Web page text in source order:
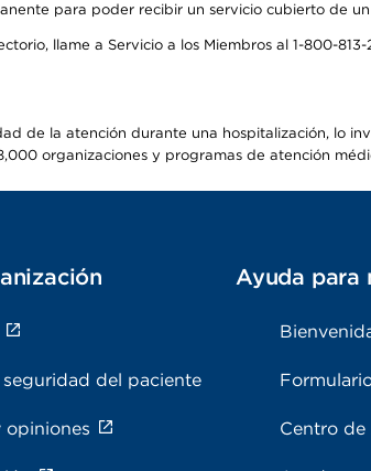
para poder recibir un servicio cubierto de
llame a Servicio a los Miembros al 1-800-
de la atención durante una hospitalización, lo
organizaciones y programas de atención
del paciente
opiniones
Ayuda para
Centro